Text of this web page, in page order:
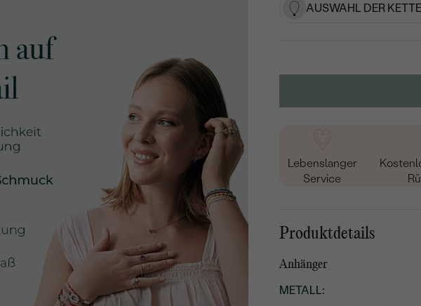
AUSWAHL DER
Lebenslanger
Service
Produktdetails
Anhänger
METALL: